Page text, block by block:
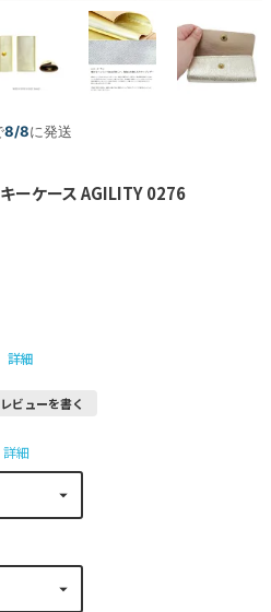
8/8に発送
ーケース AGILITY 0276
詳細
レビューを書く
詳細